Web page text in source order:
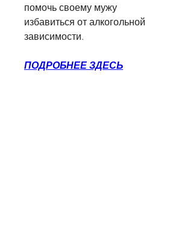
помочь своему мужу
избавиться от алкогольной
зависимости.
ПОДРОБНЕЕ ЗДЕСЬ